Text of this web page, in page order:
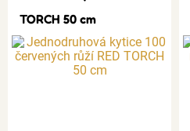
TORCH 50 cm